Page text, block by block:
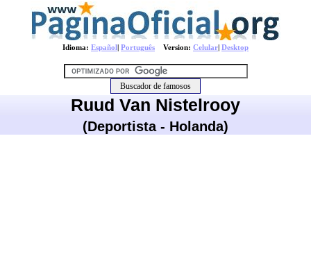
Idioma: Español| Português Version: Celular| Desktop
Ruud Van Nistelrooy
(Deportista - Holanda)